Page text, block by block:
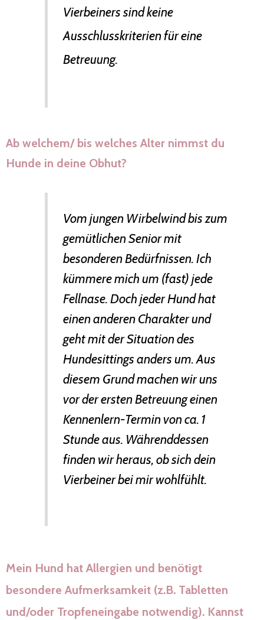
Vierbeiners sind keine
Ausschlusskriterien für eine
Betreuung.
Ab welchem/ bis welches Alter nimmst du
Hunde in deine Obhut?
Vom jungen Wirbelwind bis zum
gemütlichen Senior mit
besonderen Bedürfnissen. Ich
kümmere mich um (fast) jede
Fellnase. Doch jeder Hund hat
einen anderen Charakter und
geht mit der Situation des
Hundesittings anders um. Aus
diesem Grund machen wir uns
vor der ersten Betreuung einen
Kennenlern-Termin von ca. 1
Stunde aus. Währenddessen
finden wir heraus, ob sich dein
Vierbeiner bei mir wohlfühlt.
Mein Hund hat Allergien und benötigt
besondere Aufmerksamkeit (z.B. Tabletten
und/oder Tropfeneingabe notwendig). Kannst